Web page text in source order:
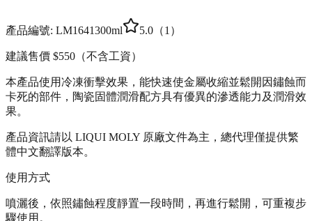
產品編號: LM1641300ml 5.0 （1 ）
建議售價 $550 （不含工資）
本產品使用冷凍衝擊效果，能快速使金屬收縮並鬆開因鏽蝕而
卡死的部件，陶瓷固體潤滑配方具有優異的滲透能力及潤滑效
果。
產品資訊請以 LIQUI MOLY 原廠文件為主，總代理僅提供繁
體中文翻譯版本。
使用方式
噴灑後，依照鏽蝕程度靜置一段時間，再進行鬆開，可重複步
驟使用。